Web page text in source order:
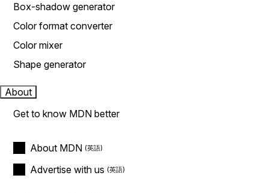
Box-shadow generator
Color format converter
Color mixer
Shape generator
About
Get to know MDN better
About MDN
Advertise with us